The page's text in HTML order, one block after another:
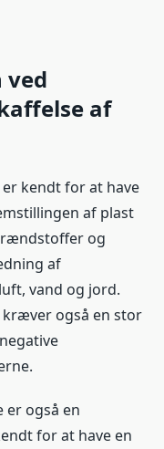
ved
af
kendt for at have
af plast
og
af
vand og jord.
også en stor
er også en
for at have en